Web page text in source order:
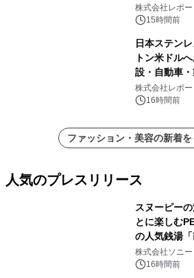
需要拡大
株式会社レポ
15時間前
日本ステン
トン米ドル
設・自動車
を牽引
株式会社レポ
16時間前
ファッション・美容の新着
人気のプレスリリース
スヌーピー
とに楽しむ
の人気銭湯
ラボレーシ
ボグッズも発
株式会社ソニ
16時間前